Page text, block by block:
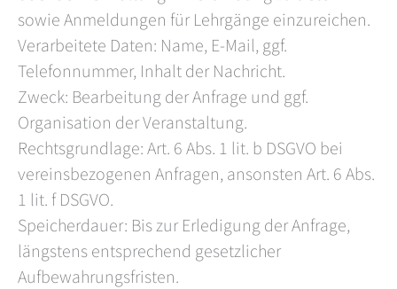
sowie Anmeldungen für Lehrgänge einzureichen.
Verarbeitete Daten: Name, E-Mail, ggf.
Telefonnummer, Inhalt der Nachricht.
Zweck: Bearbeitung der Anfrage und ggf.
Organisation der Veranstaltung.
Rechtsgrundlage: Art. 6 Abs. 1 lit. b DSGVO bei
vereinsbezogenen Anfragen, ansonsten Art. 6 Abs.
1 lit. f DSGVO.
Speicherdauer: Bis zur Erledigung der Anfrage,
längstens entsprechend gesetzlicher
Aufbewahrungsfristen.